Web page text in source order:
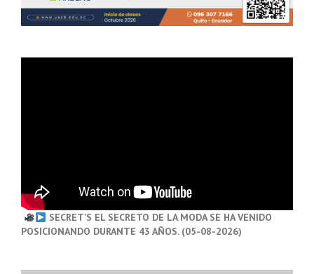
SECRET’S EL SECRETO DE LA MODA SE HA VENIDO
POSICIONANDO DURANTE 43 AÑOS. (05-08-2026)